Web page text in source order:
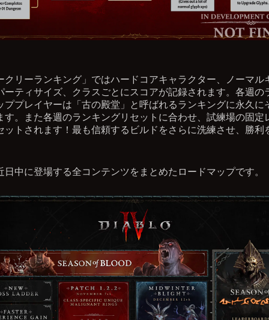
クリーランキング」ではハードコアキャラクター、ノーマル
ーティサイズ、クラスごとにスコアが記録されます。各週の
ププレイヤーは「古の殿堂」と呼ばれるランキングに永久に
す。また各週のランキングリセットに合わせ、試練場の固定
ットされます！最も信頼するビルドをさらに洗練させ、勝利
日中に登場する全コンテンツをまとめたロードマップです。